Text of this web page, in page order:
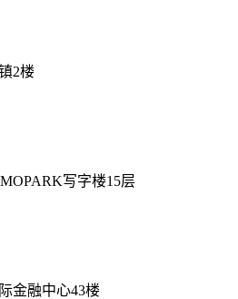
2楼
写字楼15层
金融中心43楼